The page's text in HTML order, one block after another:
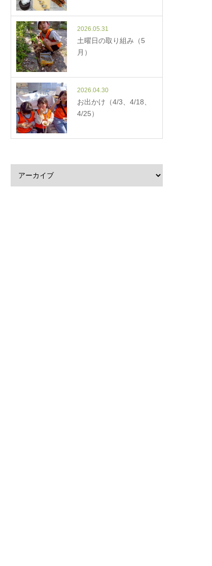
2026.05.31
土曜日の取り組み（5
月）
2026.04.30
お出かけ（4/3、4/18、
4/25）